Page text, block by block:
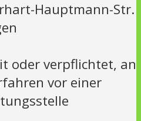
Hauptmann-Str.
oder verpflichtet, an
vor einer